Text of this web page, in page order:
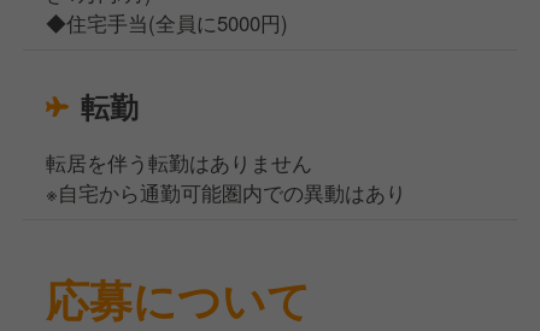
◆住宅手当(全員に5000円)
転勤
転居を伴う転勤はありません
※自宅から通勤可能圏内での異動はあり
応募について